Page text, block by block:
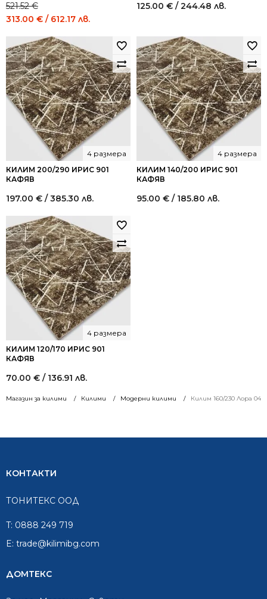
Магазин за килими Килими Модерни килими Килим 160/230 Лора 041
521.52€
Original
was:
521.52 €
/
1,020.00
лв..
313.00 € / 612.17 лв.
313.00 €
/
612.17
лв..
125.00 € / 244.48 лв.
КИЛИМ 200/290 ИРИС 901
КАФЯВ
4 размера
197.00 € / 385.30 лв.
КИЛИМ 140/200 ИРИС 901
КАФЯВ
4 размера
95.00 € / 185.80 лв.
КИЛИМ 120/170 ИРИС 901
КАФЯВ
4 размера
70.00 € / 136.91 лв.
КОНТАКТИ
ТОНИТЕКС ООД
T: 0888 249 719
E: trade@kilimibg.com
ДОМТЕКС